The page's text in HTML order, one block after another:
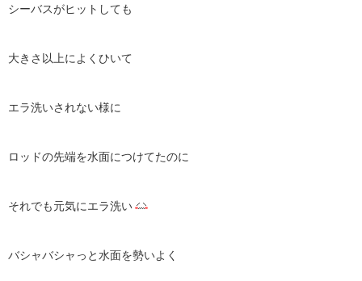
シーバスがヒットしても
大きさ以上によくひいて
エラ洗いされない様に
ロッドの先端を水面につけてたのに
それでも元気にエラ洗い
バシャバシャっと水面を勢いよく